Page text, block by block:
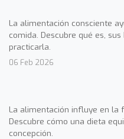
La alimentación consciente
comida. Descubre qué es,
practicarla.
06 Feb 2026
La alimentación influye en la
Descubre cómo una dieta
concepción.